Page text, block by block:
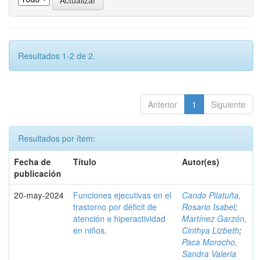
Resultados 1-2 de 2.
Anterior 1 Siguiente
Resultados por ítem:
Fecha de
publicación
Título Autor(es)
20-may-2024
Funciones ejecutivas en el
trastorno por déficit de
atención e hiperactividad
en niños.
Cando Pilatuña,
Rosario Isabel;
Martínez Garzón,
Cinthya Lizbeth;
Paca Morocho,
Sandra Valeria